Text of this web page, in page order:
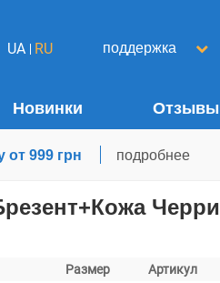
UA RU поддержка
Новинки Отзывы
от 999 грн подробнее
Черри
Размер Артикул